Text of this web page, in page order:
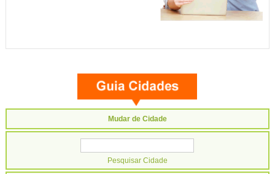
Mudar de Cidade